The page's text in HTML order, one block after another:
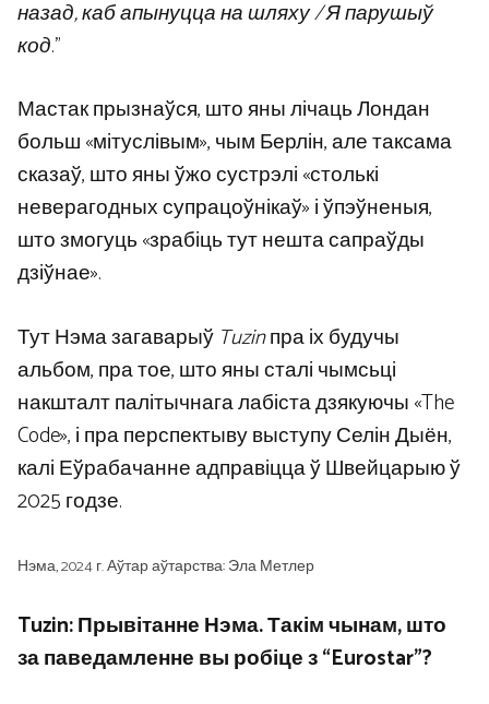
назад, каб апынуцца на шляху / Я парушыў
код.”
Мастак прызнаўся, што яны лічаць Лондан
больш «мітуслівым», чым Берлін, але таксама
сказаў, што яны ўжо сустрэлі «столькі
неверагодных супрацоўнікаў» і ўпэўненыя,
што змогуць «зрабіць тут нешта сапраўды
дзіўнае».
Тут Нэма загаварыў Tuzinпра іх будучы
альбом, пра тое, што яны сталі чымсьці
накшталт палітычнага лабіста дзякуючы «The
Code», і пра перспектыву выступу Селін Дыён,
калі Еўрабачанне адправіцца ў Швейцарыю ў
2025 годзе.
Нэма, 2024 г. Аўтар аўтарства: Эла Метлер
Tuzin: Прывітанне Нэма. Такім чынам, што
за паведамленне вы робіце з “Eurostar”?